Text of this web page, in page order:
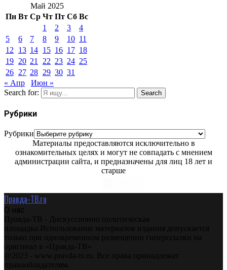
Май 2025
Пн Вт Ср Чт Пт Сб Вс
1
2 3
4
5
6 7 8 9 10 11
12
13 14 15 16 17 18
19 20 21 22 23 24 25
26 27 28 29 30 31
« Апр
Июн »
Search for:
Search
Рубрики
Рубрики
Материалы предоставляются исключительно в
ознакомительных целях и могут не совпадать с мнением
администрации сайта, и предназначены для лиц 18 лет и
старше
Правда-ТВ.ru
О нас
Правда-ТВ - Дискуссионно политическая
площадка.Использование материалов издания допускается
только при одновременном размещении гиперссылки на
оригинал в «Правда-ТВ»
@2023 - www.pravda-tv.ru. Все права принадлежат
правообладателям.